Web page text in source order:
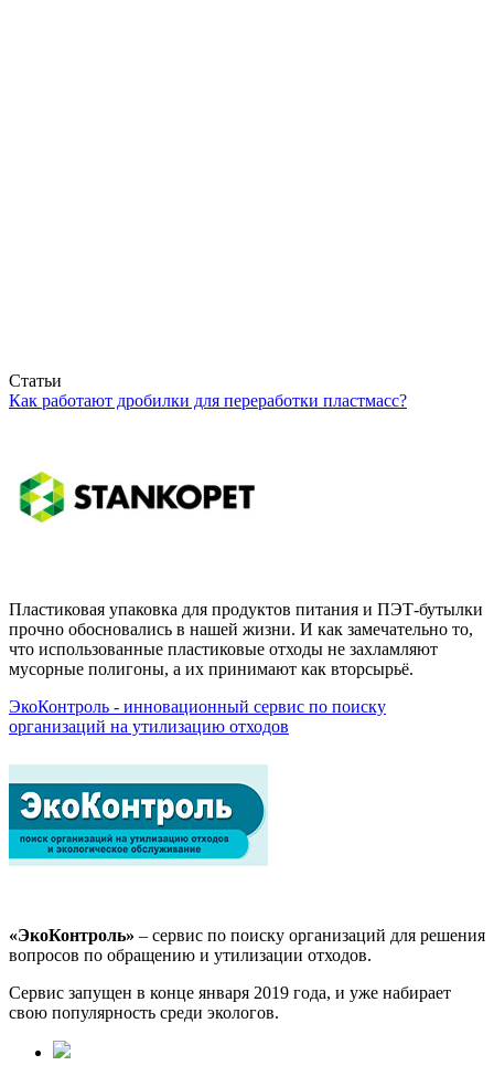
Статьи
Как работают дробилки для переработки пластмасс?
Пластиковая упаковка для продуктов питания и ПЭТ-бутылки
прочно обосновались в нашей жизни. И как замечательно то,
что использованные пластиковые отходы не захламляют
мусорные полигоны, а их принимают как вторсырьё.
ЭкоКонтроль - инновационный сервис по поиску
организаций на утилизацию отходов
«ЭкоКонтроль» – сервис по поиску организаций для решения
вопросов по обращению и утилизации отходов.
Сервис запущен в конце января 2019 года, и уже набирает
свою популярность среди экологов.